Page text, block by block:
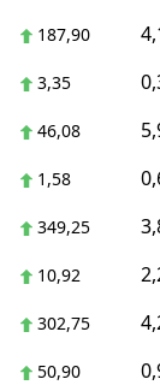
187,90
3,35
46,08
1,58
349,25
10,92
302,75
50,90